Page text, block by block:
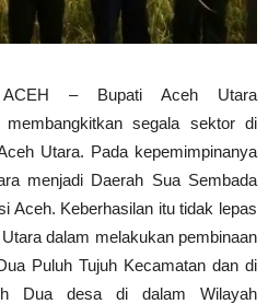
ACEH – Bupati Aceh Utara
segala sektor di
Utara. Pada kepemimpinanya
menjadi Daerah Sua Sembada
Aceh. Keberhasilan itu tidak lepas
dalam melakukan pembinaan
Puluh Tujuh Kecamatan dan di
Dua desa di dalam Wilayah